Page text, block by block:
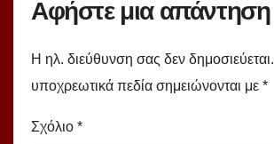
Αφήστε μια απάντηση
Η ηλ. διεύθυνση σας δεν δημοσιεύεται.
υποχρεωτικά πεδία σημειώνονται με *
Σχόλιο *